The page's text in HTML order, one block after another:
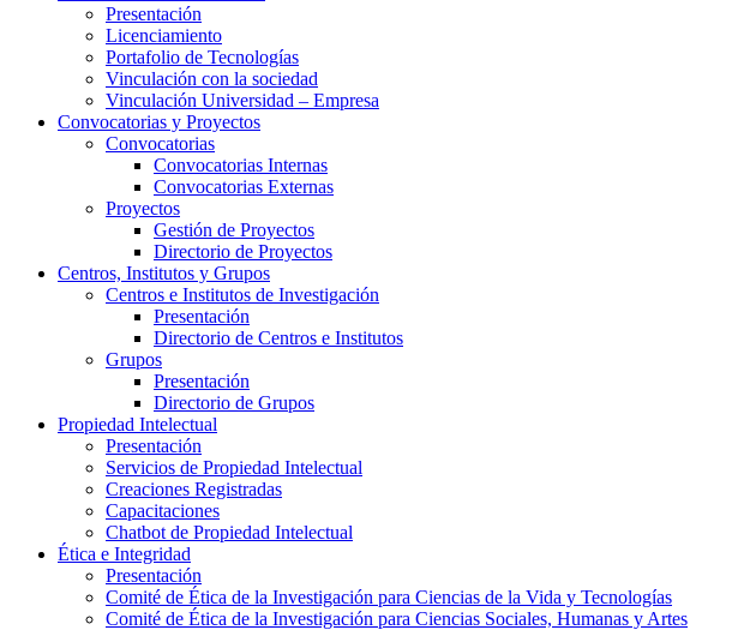
Presentación
Licenciamiento
Portafolio de Tecnologías
Vinculación con la sociedad
Vinculación Universidad – Empresa
Convocatorias y Proyectos
Convocatorias
Convocatorias Internas
Convocatorias Externas
Proyectos
Gestión de Proyectos
Directorio de Proyectos
Centros, Institutos y Grupos
Centros e Institutos de Investigación
Presentación
Directorio de Centros e Institutos
Grupos
Presentación
Directorio de Grupos
Propiedad Intelectual
Presentación
Servicios de Propiedad Intelectual
Creaciones Registradas
Capacitaciones
Chatbot de Propiedad Intelectual
Ética e Integridad
Presentación
Comité de Ética de la Investigación para Ciencias de la Vida y Tecnologías
Comité de Ética de la Investigación para Ciencias Sociales, Humanas y Artes